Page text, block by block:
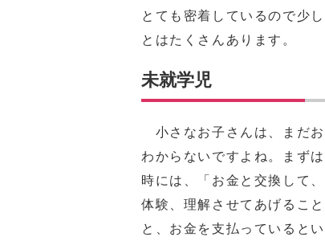
とても密着しているので少
とはたくさんあります。
未就学児
小さなお子さんは、まだ
わからないですよね。まず
時には、「お金と交換して
体験、理解させてあげるこ
と、お金を支払っていると